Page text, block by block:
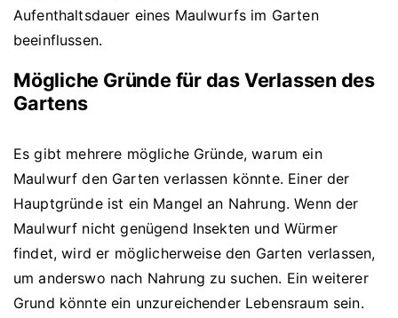
Aufenthaltsdauer eines Maulwurfs im Garten
beeinflussen.
Mögliche Gründe für das Verlassen des
Gartens
Es gibt mehrere mögliche Gründe, warum ein
Maulwurf den Garten verlassen könnte. Einer der
Hauptgründe ist ein Mangel an Nahrung. Wenn der
Maulwurf nicht genügend Insekten und Würmer
findet, wird er möglicherweise den Garten verlassen,
um anderswo nach Nahrung zu suchen. Ein weiterer
Grund könnte ein unzureichender Lebensraum sein.